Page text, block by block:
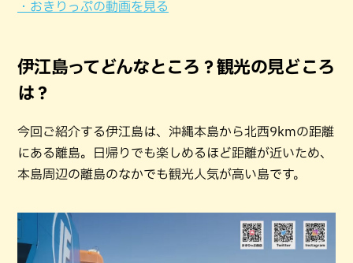
・おきりっぷの動画を見る
伊江島ってどんなところ？観光の見どころ
は？
今回ご紹介する伊江島は、沖縄本島から北西9kmの距離
にある離島。日帰りでも楽しめるほど距離が近いため、
本島周辺の離島のなかでも観光人気が高い島です。